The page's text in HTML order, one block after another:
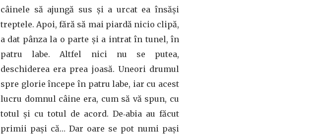
câinele să ajungă sus și a urcat ea însăși
treptele. Apoi, fără să mai piardă nicio clipă,
a dat pânza la o parte și a intrat în tunel, în
patru labe. Altfel nici nu se putea,
deschiderea era prea joasă. Uneori drumul
spre glorie începe în patru labe, iar cu acest
lucru domnul câine era, cum să vă spun, cu
totul și cu totul de acord. De‑abia au făcut
primii pași că… Dar oare se pot numi pași